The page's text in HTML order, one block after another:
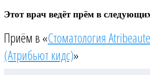
Этот врач ведёт прём в
Приём в «Стоматология
(Атрибьют кидс)»